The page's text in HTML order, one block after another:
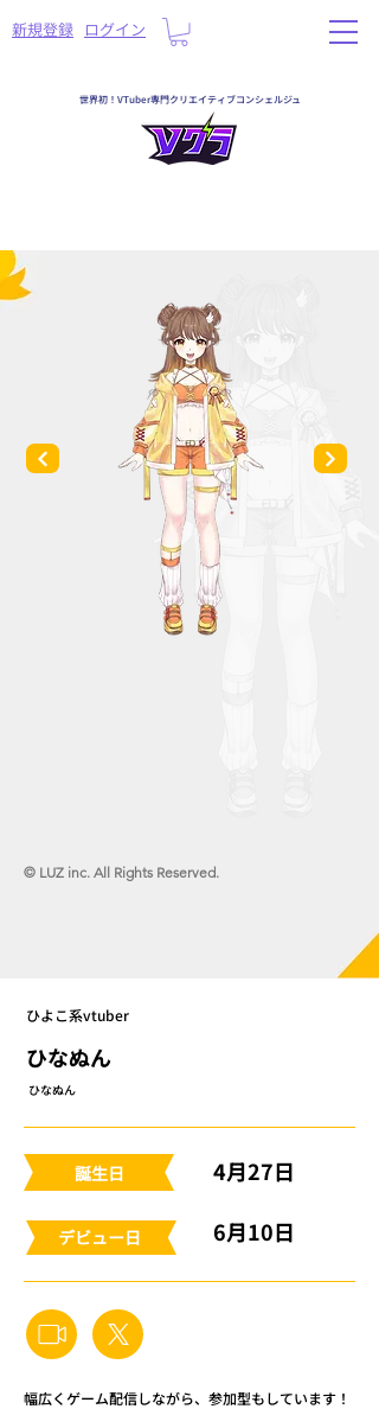
​新規登録 ログイン
世界初！VTuber専門クリエイティブコンシェルジュ
© LUZ inc. All Rights Reserved.
ひよこ系vtuber
ひなぬん
ひなぬん
​誕生日
​デビュー日
4月27日
6月10日
幅広くゲーム配信しながら、参加型もしています！